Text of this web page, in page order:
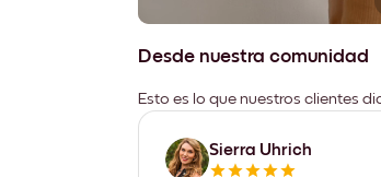
Desde nuestra comunidad
Esto es lo que nuestros clientes
Sierra Uhrich